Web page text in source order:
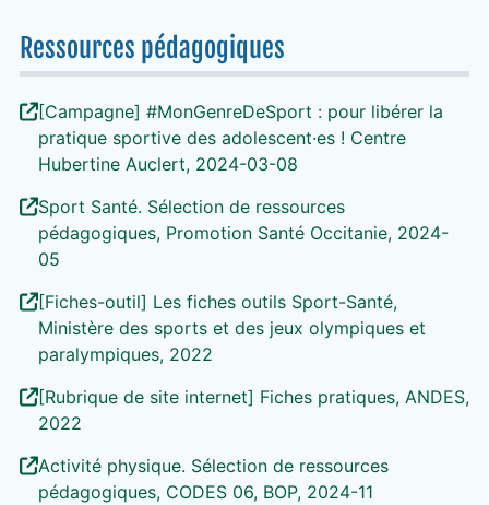
Ressources pédagogiques
[Campagne] #MonGenreDeSport : pour libérer la
pratique sportive des adolescent·es ! Centre
Hubertine Auclert, 2024-03-08
Sport Santé. Sélection de ressources
pédagogiques, Promotion Santé Occitanie, 2024-
05
[Fiches-outil] Les fiches outils Sport-Santé,
Ministère des sports et des jeux olympiques et
paralympiques, 2022
[Rubrique de site internet] Fiches pratiques, ANDES,
2022
Activité physique. Sélection de ressources
pédagogiques, CODES 06, BOP, 2024-11